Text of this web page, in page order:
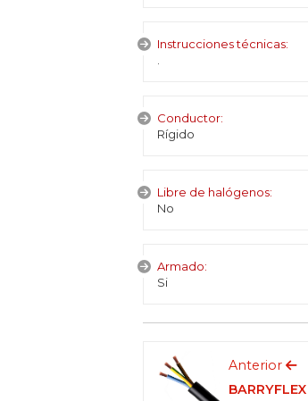
Instrucciones técnicas:
Conductor:
Rígido
Libre de halógenos:
No
Armado:
Si
Anterior